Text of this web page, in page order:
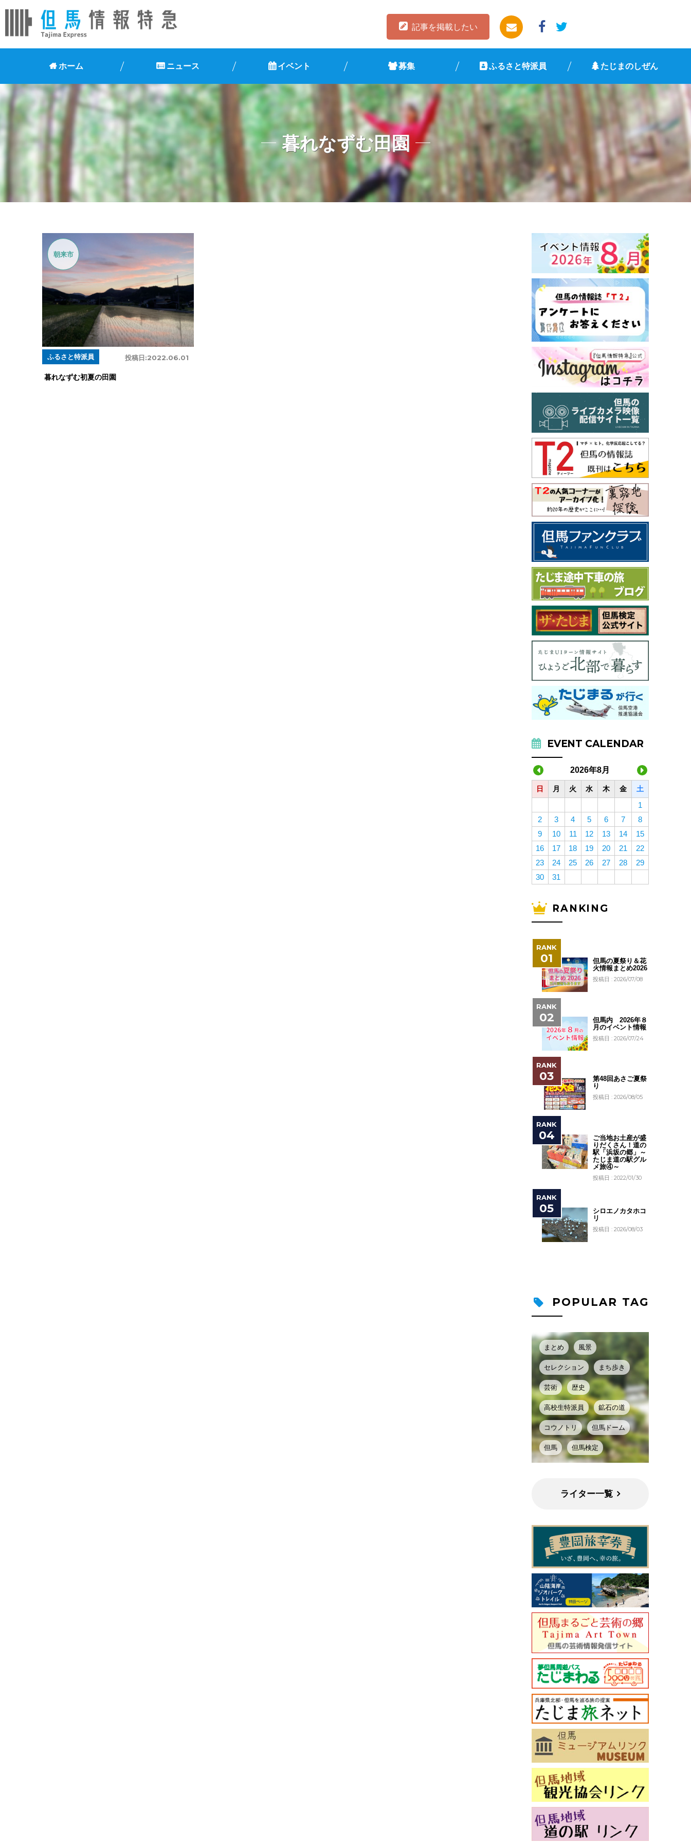
記事を掲載したい
ホーム ニュース イベント 募集 ふるさと特派員 たじまのしぜん
暮れなずむ田園
朝来市
投稿日:2022.06.01
ふるさと特派員
暮れなずむ初夏の田園
EVENT CALENDAR
2026年8月
日 月 火 水 木 金 土
1
2
3 4 5 6 7
8
9
10 11 12 13 14
15
16
17 18 19 20 21
22
23
24 25 26 27 28
29
30
31
RANKING
但馬の夏祭り＆花
火情報まとめ2026
投稿日 : 2026/07/08
但馬内 2026年８
月のイベント情報
投稿日 : 2026/07/24
第48回あさご夏祭
り
投稿日 : 2026/08/05
ご当地お土産が盛
りだくさん！道の
駅「浜坂の郷」～
たじま道の駅グル
メ旅④～
投稿日 : 2022/01/30
シロエノカタホコ
リ
投稿日 : 2026/08/03
POPULAR TAG
まとめ 風景
セレクション まち歩き
芸術 歴史
高校生特派員 鉱石の道
コウノトリ 但馬ドーム
但馬 但馬検定
ライター一覧